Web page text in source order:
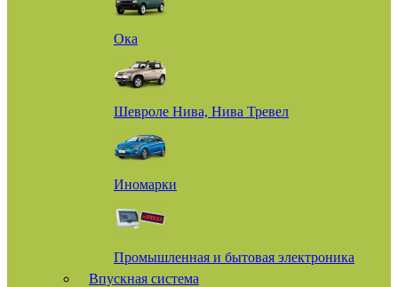
Ока
Шевроле Нива, Нива Тревел
Иномарки
Промышленная и бытовая электроника
Впускная система